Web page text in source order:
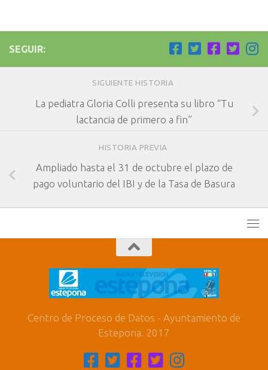
SEGUIR:
SIGUIENTE HISTORIA
La pediatra Gloria Colli presenta su libro “Tu
lactancia de primero a fin”
HISTORIA PREVIA
Ampliado hasta el 31 de octubre el plazo de
pago voluntario del IBI y de la Tasa de Basura
Centro de Proceso de Datos - Ayuntamiento de
Estepona. 2017